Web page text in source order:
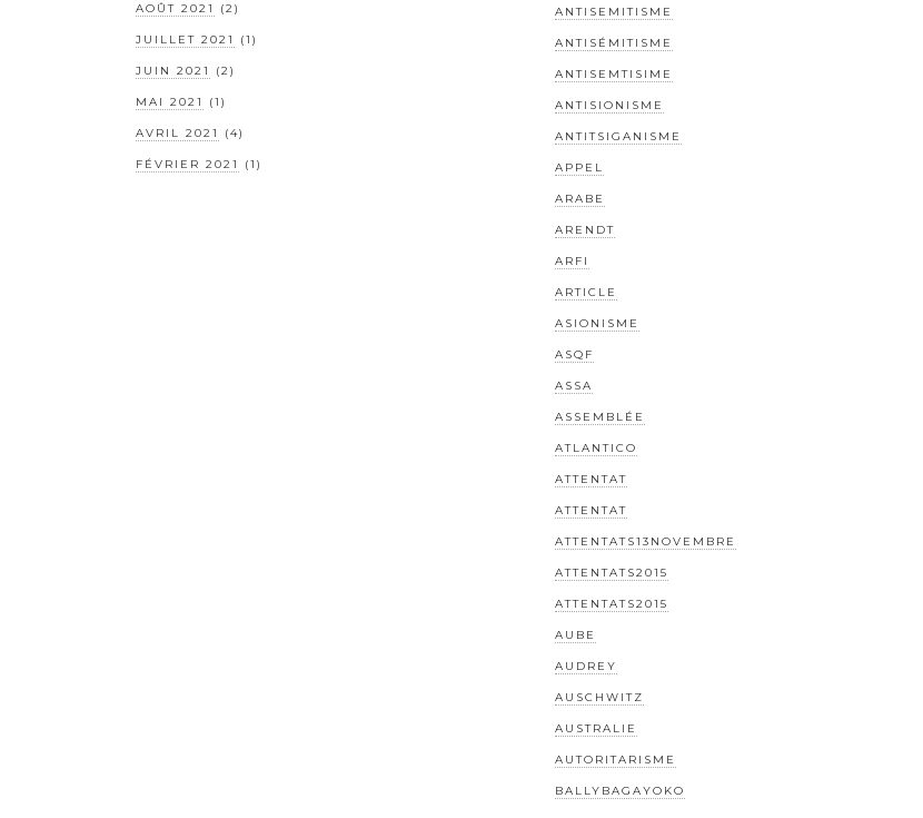
AOÛT 2021 (2)
JUILLET 2021 (1)
JUIN 2021 (2)
MAI 2021 (1)
AVRIL 2021 (4)
FÉVRIER 2021 (1)
ANTISEMITISME
ANTISÉMITISME
ANTISEMTISIME
ANTISIONISME
ANTITSIGANISME
APPEL
ARABE
ARENDT
ARFI
ARTICLE
ASIONISME
ASQF
ASSA
ASSEMBLÉE
ATLANTICO
ATTENTAT
ATTENTAT
ATTENTATS13NOVEMBRE
ATTENTATS2015
ATTENTATS2015
AUBE
AUDREY
AUSCHWITZ
AUSTRALIE
AUTORITARISME
BALLYBAGAYOKO